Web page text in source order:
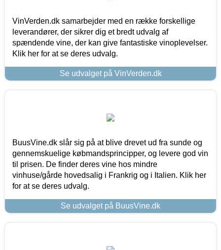
VinVerden.dk samarbejder med en række forskellige
leverandører, der sikrer dig et bredt udvalg af
spændende vine, der kan give fantastiske vinoplevelser.
Klik her for at se deres udvalg.
Se udvalget på VinVerden.dk
BuusVine.dk slår sig på at blive drevet ud fra sunde og
gennemskuelige købmandsprincipper, og levere god vin
til prisen. De finder deres vine hos mindre
vinhuse/gårde hovedsalig i Frankrig og i Italien. Klik her
for at se deres udvalg.
Se udvalget på BuusVine.dk